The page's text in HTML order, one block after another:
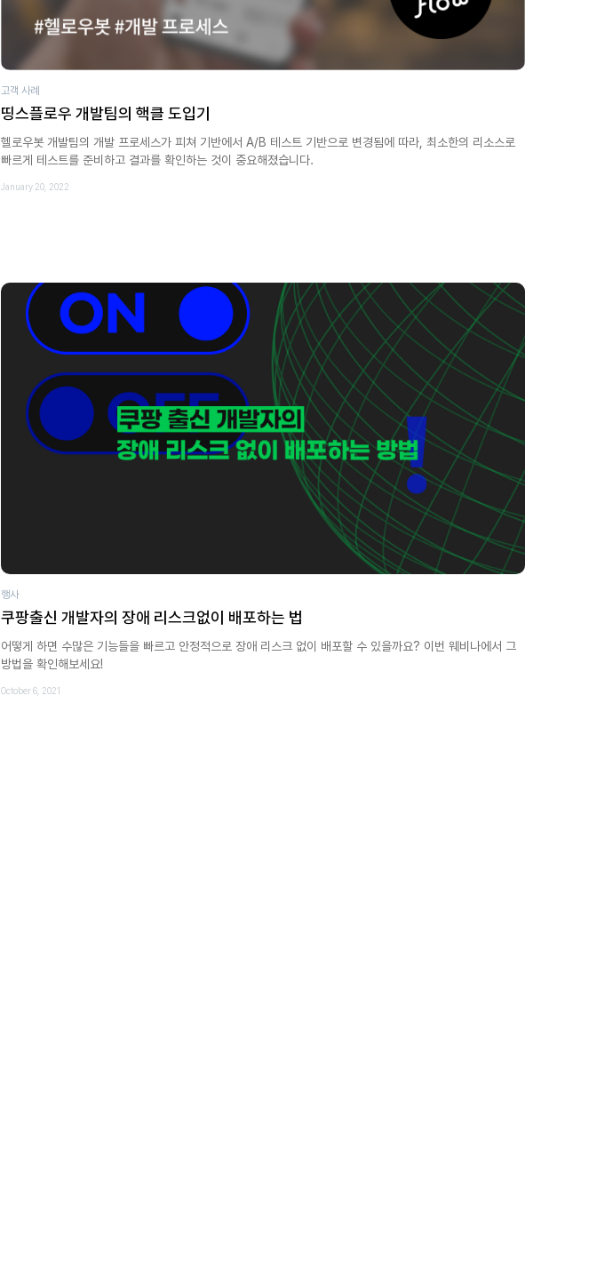
고객 사례
띵스플로우 개발팀의 핵클 도입기
헬로우봇 개발팀의 개발 프로세스가 피쳐 기반에서 A/B 테스트 기반으로 변경됨에 따라, 최소한의 리소스로
빠르게 테스트를 준비하고 결과를 확인하는 것이 중요해졌습니다.
January 20, 2022
행사
쿠팡출신 개발자의 장애 리스크없이 배포하는 법
어떻게 하면 수많은 기능들을 빠르고 안정적으로 장애 리스크 없이 배포할 수 있을까요? 이번 웨비나에서 그
방법을 확인해보세요!
October 6, 2021